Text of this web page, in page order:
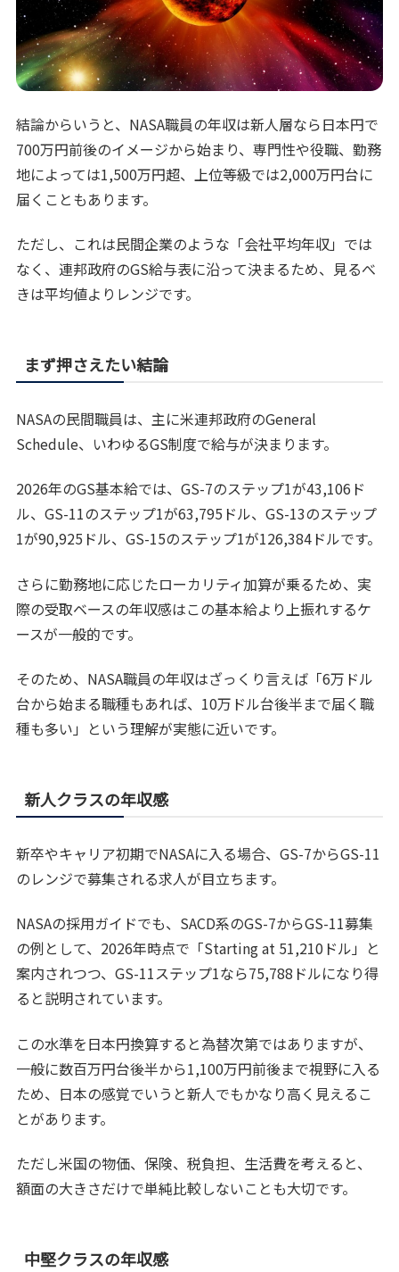
結論からいうと、NASA職員の年収は新人層なら日本円で
700万円前後のイメージから始まり、専門性や役職、勤務
地によっては1,500万円超、上位等級では2,000万円台に
届くこともあります。
ただし、これは民間企業のような「会社平均年収」では
なく、連邦政府のGS給与表に沿って決まるため、見るべ
きは平均値よりレンジです。
まず押さえたい結論
NASAの民間職員は、主に米連邦政府のGeneral
Schedule、いわゆるGS制度で給与が決まります。
2026年のGS基本給では、GS-7のステップ1が43,106ド
ル、GS-11のステップ1が63,795ドル、GS-13のステップ
1が90,925ドル、GS-15のステップ1が126,384ドルです。
さらに勤務地に応じたローカリティ加算が乗るため、実
際の受取ベースの年収感はこの基本給より上振れするケ
ースが一般的です。
そのため、NASA職員の年収はざっくり言えば「6万ドル
台から始まる職種もあれば、10万ドル台後半まで届く職
種も多い」という理解が実態に近いです。
新人クラスの年収感
新卒やキャリア初期でNASAに入る場合、GS-7からGS-11
のレンジで募集される求人が目立ちます。
NASAの採用ガイドでも、SACD系のGS-7からGS-11募集
の例として、2026年時点で「Starting at 51,210ドル」と
案内されつつ、GS-11ステップ1なら75,788ドルになり得
ると説明されています。
この水準を日本円換算すると為替次第ではありますが、
一般に数百万円台後半から1,100万円前後まで視野に入る
ため、日本の感覚でいうと新人でもかなり高く見えるこ
とがあります。
ただし米国の物価、保険、税負担、生活費を考えると、
額面の大きさだけで単純比較しないことも大切です。
中堅クラスの年収感